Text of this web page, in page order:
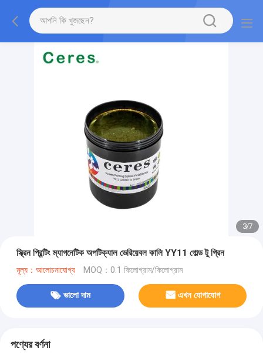
3/7
স্ক্রিন প্রিন্টিং ম্যাগনেটিক অপটিক্যাল ভেরিয়েবল কালি YY11 গোল্ড টু গ্রিন
মূল্য：আলোচনাযোগ্য MOQ：0.1 কিলোগ্রাম/কিলোগ্রাম
ভালো দাম এখন যোগাযোগ
পণ্যের বর্ণনা